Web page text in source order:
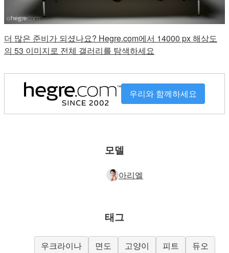
더 많은 준비가 되셨나요? Hegre.com에서 14000 px 해상도
의 53 이미지로 전체 갤러리를 탐색하세요
우리와 함께하세요
모델
아리엘
태그
우크라이나 면도 고양이 피트
듀오